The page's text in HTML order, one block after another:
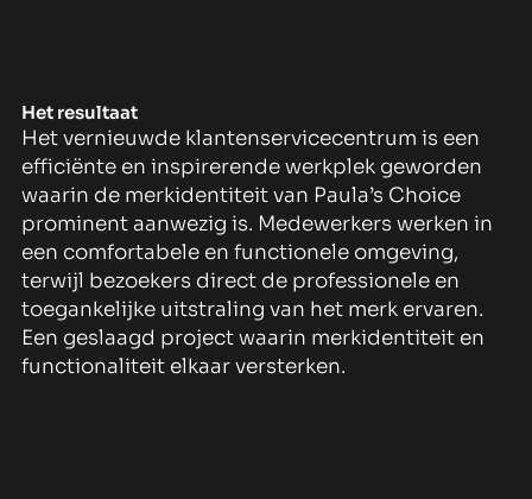
Het resultaat
Het vernieuwde klantenservicecentrum is een
efficiënte en inspirerende werkplek geworden
waarin de merkidentiteit van Paula’s Choice
prominent aanwezig is. Medewerkers werken in
een comfortabele en functionele omgeving,
terwijl bezoekers direct de professionele en
toegankelijke uitstraling van het merk ervaren.
Een geslaagd project waarin merkidentiteit en
functionaliteit elkaar versterken.